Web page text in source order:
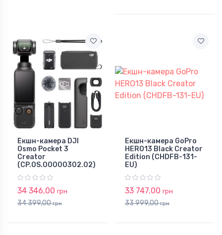
Екшн-камера DJI
Osmo Pocket 3
Creator
(CP.OS.00000302.02)
34 346,00 грн
34 399,00грн
Екшн-камера GoPro
HERO13 Black Creator
Edition (CHDFB-131-
EU)
33 747,00 грн
33 999,00грн